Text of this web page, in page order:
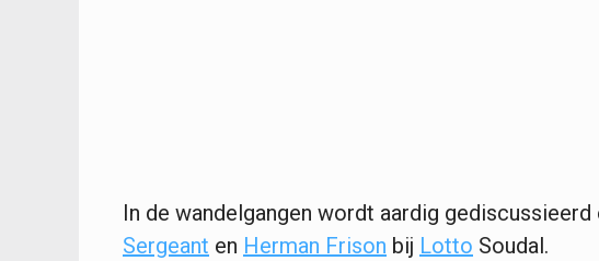
In de wandelgangen wordt aardig
Sergeant en Herman Frison bij Lotto Soudal.